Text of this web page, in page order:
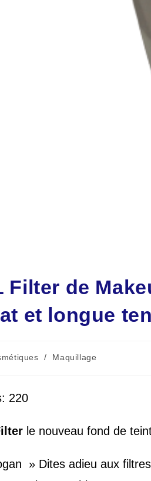
Filter de
et longue
/ Maquillage
220
le nouveau fond de
» Dites adieu aux